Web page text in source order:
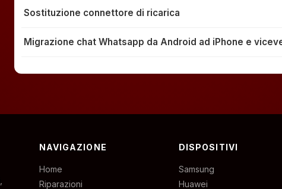
Sostituzione connettore di ricarica
Migrazione chat Whatsapp da Android ad iPhone e
NAVIGAZIONE
Home
Riparazioni
DISPOSITIVI
Samsung
Huawei